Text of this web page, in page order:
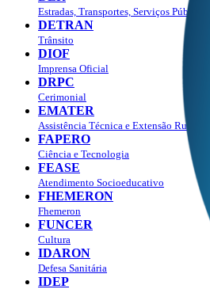
Estradas, Transportes, Serviços Públicos
DETRAN
Trânsito
DIOF
Imprensa Oficial
DRPC
Cerimonial
EMATER
Assistência Técnica e Extensão Rural
FAPERO
Ciência e Tecnologia
FEASE
Atendimento Socioeducativo
FHEMERON
Fhemeron
FUNCER
Cultura
IDARON
Defesa Sanitária
IDEP